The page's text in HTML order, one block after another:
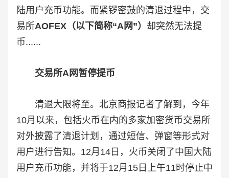
陆用户充币功能。而紧锣密鼓的清退过程中，交
易所AOFEX（以下简称“A网”） 却突然无法提
币......
交易所A网暂停提币
清退大限将至。北京商报记者了解到，今年
10月以来，包括火币在内的多家加密货币交易所
对外披露了清退计划，通过短信、弹窗等形式对
用户进行告知。12月14日，火币关闭了中国大陆
用户充币功能，并将于12月15日上午11时停止中